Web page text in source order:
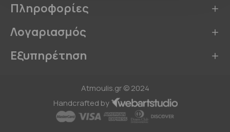
Πληροφορίες
Λογαριασμός
Εξυπηρέτηση
Atmoulis.gr © 2024
Handcrafted by